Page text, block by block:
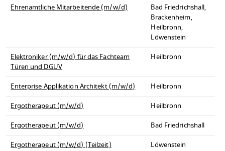
Ehrenamtliche Mitarbeitende (m/w/d)
Bad Friedrichshall,
Brackenheim,
Heilbronn,
Löwenstein
Elektroniker (m/w/d) für das Fachteam
Türen und DGUV
Heilbronn
Enterprise Applikation Architekt (m/w/d)
Heilbronn
Ergotherapeut (m/w/d)
Heilbronn
Ergotherapeut (m/w/d)
Bad Friedrichshall
Ergotherapeut (m/w/d) (Teilzeit)
Löwenstein